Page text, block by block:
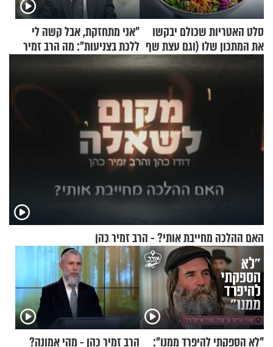
סלט האטריות שכולם יבקשו
את המתכון שלו (וגם עצת שף
"אני מתחזקת, אבל קשה לי
ללכת בצניעות": מה הרב זמיר
כהן המליץ לה לעשות?
האם ההלכה מחייבת אותי? - הרב זמיר כהן
"לא הספקתי להיפרד ממנו":
הרב זמיר כהן - מהי אמונה?